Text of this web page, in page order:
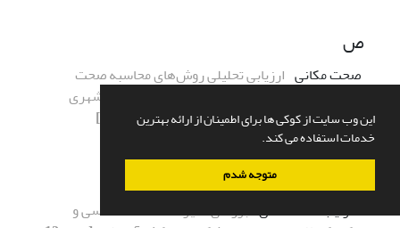
این وب سایت از کوکی ها برای اطمینان از ارائه بهترین
خدمات استفاده می کند.
متوجه شدم
ص
صحت مکانی ارزیابی تحلیلی روش‌های محاسبه صحت
اطلاعات مکانی داوطلبانه برای شبکه معابر درون شهری
[دوره 12، شماره 3، 1399-1400، صفحه 669-696]
ضرایب شدت تنش بررسی تاثیر مشخصات هندسی و